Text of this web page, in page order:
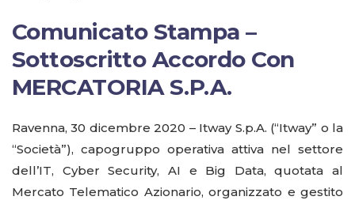
Comunicato Stampa –
Sottoscritto Accordo Con
MERCATORIA S.P.A.
Ravenna, 30 dicembre 2020 – Itway S.p.A. (“Itway” o la
“Società”), capogruppo operativa attiva nel settore
dell’IT, Cyber Security, AI e Big Data, quotata al
Mercato Telematico Azionario, organizzato e gestito